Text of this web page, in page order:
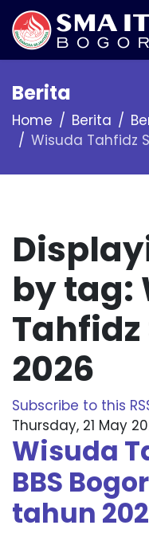
Berita
Home Berita
Wisuda Tahfidz
by tag:
Tahfidz
2026
Subscribe to this
Thursday, 21 May
Wisuda
BBS
tahun